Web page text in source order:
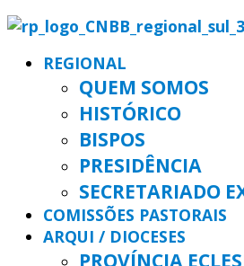
REGIONAL
QUEM SOMOS
HISTÓRICO
BISPOS
PRESIDÊNCIA
SECRETARIADO
COMISSÕES PASTORAIS
ARQUI / DIOCESES
PROVÍNCIA